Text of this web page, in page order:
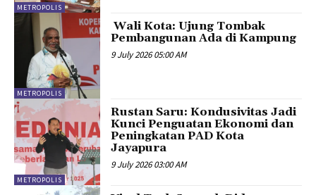
METROPOLIS
METROPOLIS
Wali Kota: Ujung Tombak
Pembangunan Ada di Kampung
9 July 2026 05:00 AM
METROPOLIS
Rustan Saru: Kondusivitas Jadi
Kunci Penguatan Ekonomi dan
Peningkatan PAD Kota
Jayapura
9 July 2026 03:00 AM